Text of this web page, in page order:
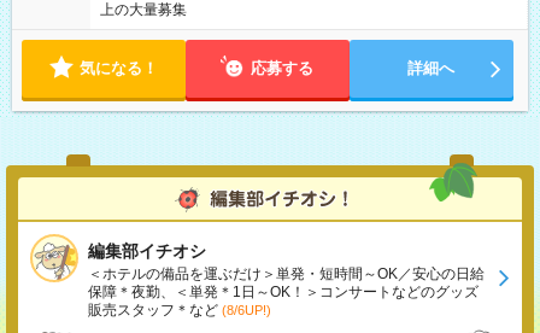
上の大量募集
気になる！ 応募する 詳細へ
編集部イチオシ
＜ホテルの備品を運ぶだけ＞単発・短時間～OK／安心の日給
保障＊夜勤、＜単発＊1日～OK！＞コンサートなどのグッズ
販売スタッフ＊など (8/6UP!)